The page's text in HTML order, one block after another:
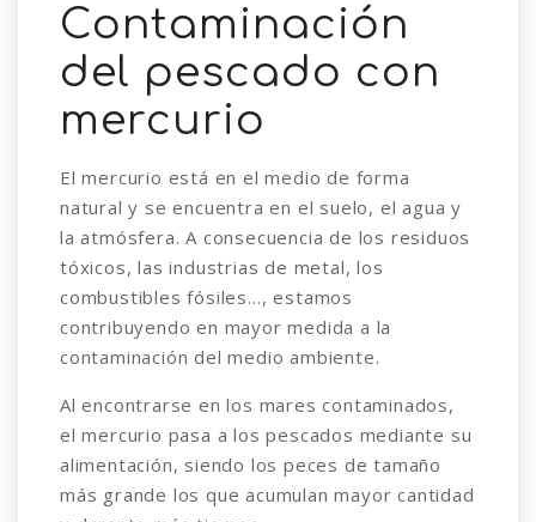
Contaminación
del pescado con
mercurio
El mercurio está en el medio de forma
natural y se encuentra en el suelo, el agua y
la atmósfera. A consecuencia de los residuos
tóxicos, las industrias de metal, los
combustibles fósiles…, estamos
contribuyendo en mayor medida a la
contaminación del medio ambiente.
Al encontrarse en los mares contaminados,
el mercurio pasa a los pescados mediante su
alimentación, siendo los peces de tamaño
más grande los que acumulan mayor cantidad